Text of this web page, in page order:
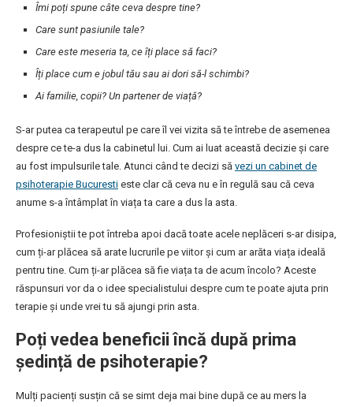
Îmi poți spune câte ceva despre tine?
Care sunt pasiunile tale?
Care este meseria ta, ce îți place să faci?
Îți place cum e jobul tău sau ai dori să-l schimbi?
Ai familie, copii? Un partener de viață?
S-ar putea ca terapeutul pe care îl vei vizita să te întrebe de asemenea
despre ce te-a dus la cabinetul lui. Cum ai luat această decizie și care
au fost impulsurile tale. Atunci când te decizi să vezi un cabinet de
psihoterapie Bucuresti este clar că ceva nu e în regulă sau că ceva
anume s-a întâmplat în viața ta care a dus la asta.
Profesioniștii te pot întreba apoi dacă toate acele neplăceri s-ar disipa,
cum ți-ar plăcea să arate lucrurile pe viitor și cum ar arăta viața ideală
pentru tine. Cum ți-ar plăcea să fie viața ta de acum încolo? Aceste
răspunsuri vor da o idee specialistului despre cum te poate ajuta prin
terapie și unde vrei tu să ajungi prin asta.
Poți vedea beneficii încă după prima
ședință de psihoterapie?
Mulți pacienți susțin că se simt deja mai bine după ce au mers la